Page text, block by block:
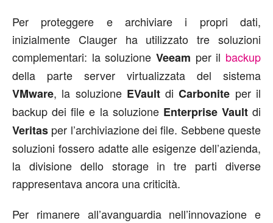
Per proteggere e archiviare i propri dati,
inizialmente Clauger ha utilizzato tre soluzioni
complementari: la soluzione Veeam per il backup
della parte server virtualizzata del sistema
VMware, la soluzione EVaultdiCarbonite per il
backup dei file e la soluzione Enterprise Vaultdi
Veritas per l’archiviazione dei file. Sebbene queste
soluzioni fossero adatte alle esigenze dell’azienda,
la divisione dello storage in tre parti diverse
rappresentava ancora una criticità.
Per rimanere all’avanguardia nell’innovazione e